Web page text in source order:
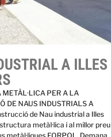
A ILLES
METÀL·LICA PER A LA
DE NAUS INDUSTRIALS A
de Nau industrial a Illes
metàl·lica i al millor preu
metàl·liques FORPOL. Demana